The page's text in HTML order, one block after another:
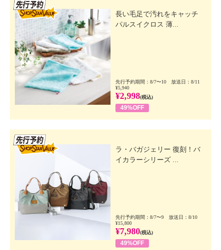
長い毛足で汚れをキャッチ
パルスイクロス 薄...
先行予約期間：8/7〜10 放送日：8/11
¥5,940
¥2,998(税込)
49%OFF
ラ・バガジェリー 復刻！バ
イカラーシリーズ ...
先行予約期間：8/7〜9 放送日：8/10
¥15,800
¥7,980(税込)
49%OFF